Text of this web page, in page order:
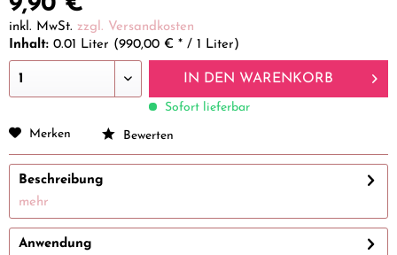
inkl. MwSt. zzgl. Versandkosten
Inhalt: 0.01 Liter (990,00 € * / 1 Liter)
IN DEN WARENKORB
Sofort lieferbar
Merken
Bewerten
Beschreibung
mehr
Anwendung